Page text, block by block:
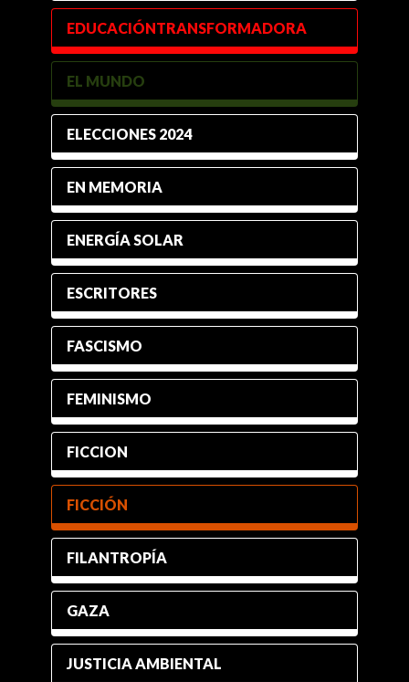
EDUCACIÓNTRANSFORMADORA
EL MUNDO
ELECCIONES 2024
EN MEMORIA
ENERGÍA SOLAR
ESCRITORES
FASCISMO
FEMINISMO
FICCION
FICCIÓN
FILANTROPÍA
GAZA
JUSTICIA AMBIENTAL